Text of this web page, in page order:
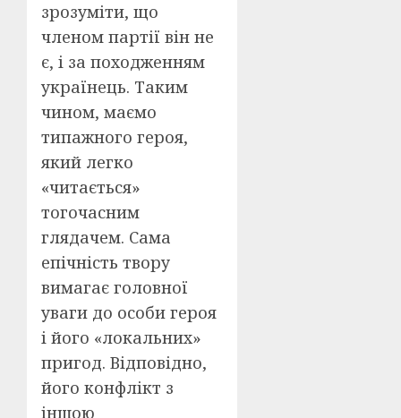
зрозуміти, що
членом партії він не
є, і за походженням
українець. Таким
чином, маємо
типажного героя,
який легко
«читається»
тогочасним
глядачем. Сама
епічність твору
вимагає головної
уваги до особи героя
і його «локальних»
пригод. Відповідно,
його конфлікт з
іншою